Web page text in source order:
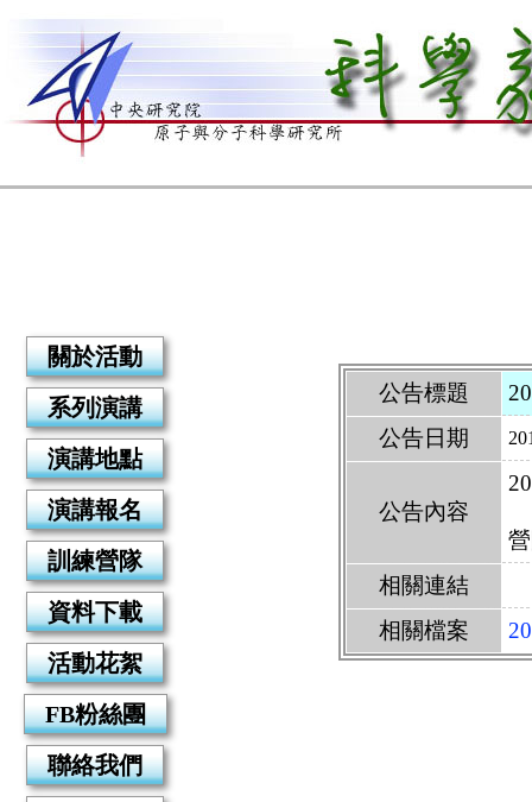
關於活動
系列演講
演講地點
演講報名
訓練營隊
資料下載
活動花絮
FB粉絲團
聯絡我們
公告標題
公告日期
公告內容
相關連結
相關檔案